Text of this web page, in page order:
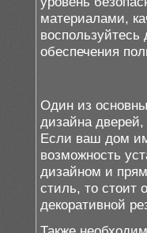
материалами,
обеспечения
Один из
дизайна
Если ваш дом
возможность
дизайном и
стиль, то стоит
декоративной